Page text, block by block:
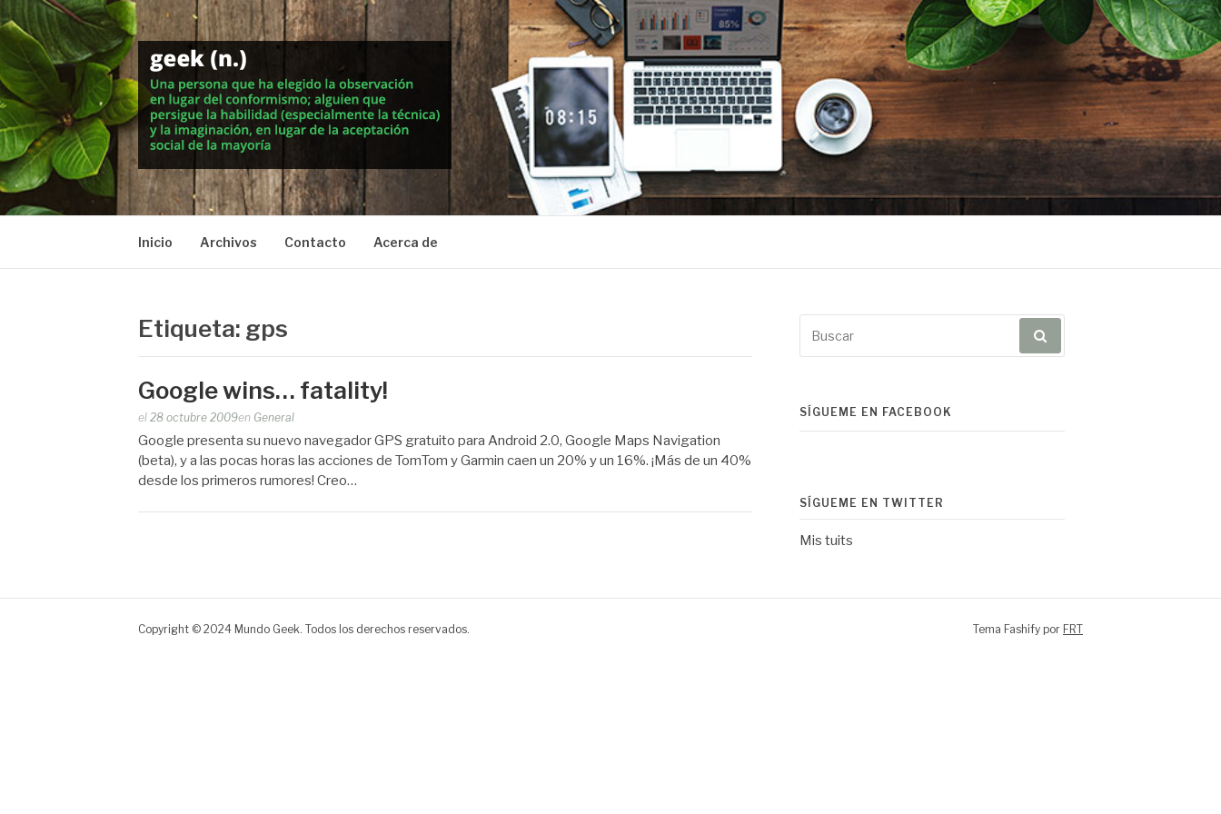
al
contenido
MUNDO GEEK
Vida inteligente en la geekosfera
Inicio Archivos Contacto Acerca de
Etiqueta: gps
Google wins… fatality!
Publicado
por
Zootropo
el 28 octubre 2009en General
Google presenta su nuevo navegador GPS gratuito para Android 2.0, Google Maps Navigation
(beta), y a las pocas horas las acciones de TomTom y Garmin caen un 20% y un 16%. ¡Más de un 40%
desde los primeros rumores! Creo…
por:
SÍGUEME EN FACEBOOK
SÍGUEME EN TWITTER
Mis tuits
Copyright © 2024 Mundo Geek. Todos los derechos reservados. Tema Fashify por FRT